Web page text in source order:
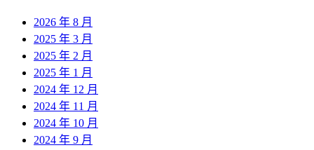
2026 年 8 月
2025 年 3 月
2025 年 2 月
2025 年 1 月
2024 年 12 月
2024 年 11 月
2024 年 10 月
2024 年 9 月